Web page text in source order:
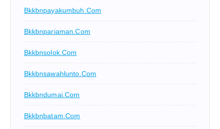
Bkkbnpayakumbuh.com
Bkkbnpariaman.com
Bkkbnsolok.com
Bkkbnsawahlunto.com
Bkkbndumai.com
Bkkbnbatam.com